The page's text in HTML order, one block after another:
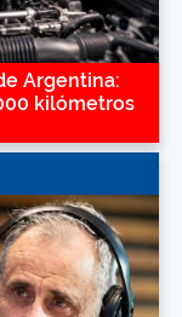
Argentina:
kilómetros